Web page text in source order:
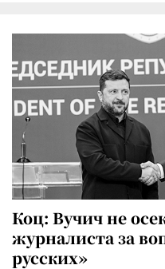
Коц: Вучич не
журналиста за
русских»